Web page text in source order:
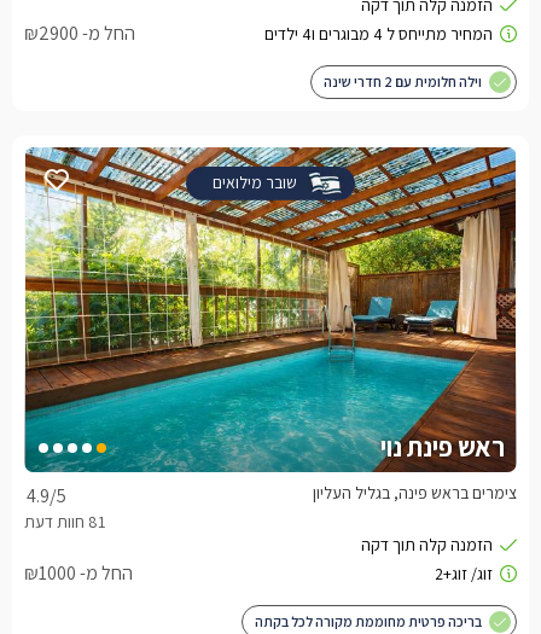
החל מ- ₪2900
וילה חלומית עם 2 חדרי שינה
שובר מילואים
ראש פינת נוי
4.9/5 צימרים בראש פינה, בגליל העליון
החל מ- ₪1000
בריכה פרטית מחוממת מקורה לכל בקתה